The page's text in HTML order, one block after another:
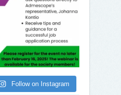
Follow on Instagram